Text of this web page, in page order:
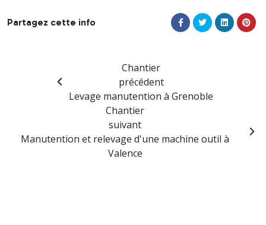
Partagez cette info
Chantier
précédent
Levage manutention à Grenoble
Chantier
suivant
Manutention et relevage d'une machine outil à
Valence